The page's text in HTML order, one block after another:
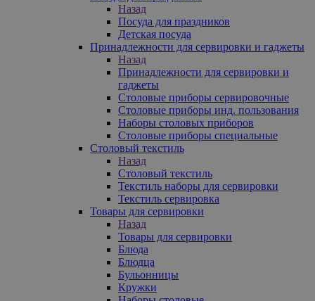
Назад
Посуда для праздников
Детская посуда
Принадлежности для сервировки и гаджеты
Назад
Принадлежности для сервировки и
гаджеты
Столовые приборы сервировочные
Столовые приборы инд. пользования
Наборы столовых приборов
Столовые приборы специальные
Столовый текстиль
Назад
Столовый текстиль
Текстиль наборы для сервировки
Текстиль сервировка
Товары для сервировки
Назад
Товары для сервировки
Блюда
Блюдца
Бульонницы
Кружки